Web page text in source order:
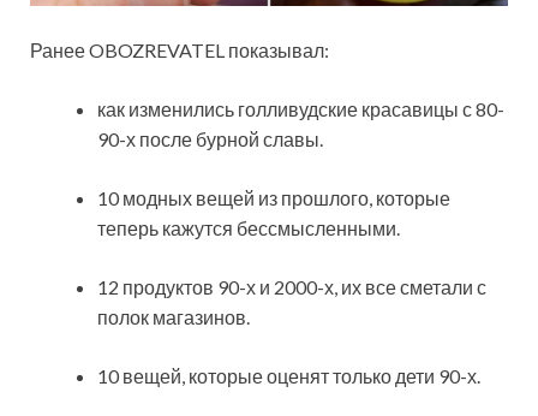
Ранее OBOZREVATEL показывал:
как изменились голливудские красавицы с 80-
90-х после бурной славы.
10 модных вещей из прошлого, которые
теперь кажутся бессмысленными.
12 продуктов 90-х и 2000-х, их все сметали с
полок магазинов.
10 вещей, которые оценят только дети 90-х.